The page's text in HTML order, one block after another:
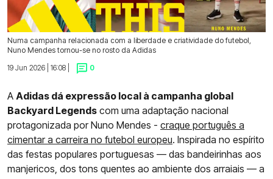
Numa campanha relacionada com a liberdade e criatividade do futebol,
Nuno Mendes tornou-se no rosto da Adidas
19 Jun 2026 | 16:08 |
0
A Adidas dá expressão local à campanha global
Backyard Legends com uma adaptação nacional
protagonizada por Nuno Mendes - craque português a
cimentar a carreira no futebol europeu. Inspirada no espírito
das festas populares portuguesas — das bandeirinhas aos
manjericos, dos tons quentes ao ambiente dos arraiais — a